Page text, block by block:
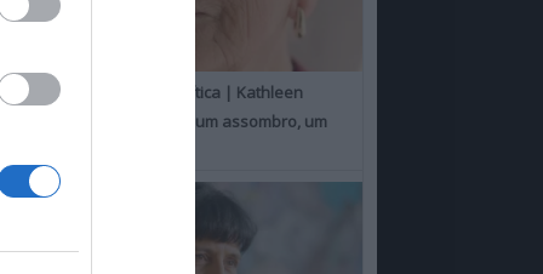
Um Toque Familiar, a Crítica | Kathleen
Chalfant é um espanto, um assombro, um